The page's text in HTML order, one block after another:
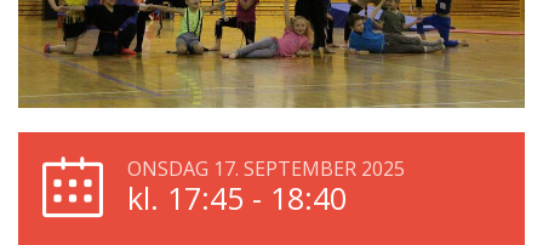
ONSDAG 17. SEPTEMBER 2025
kl. 17:45 - 18:40